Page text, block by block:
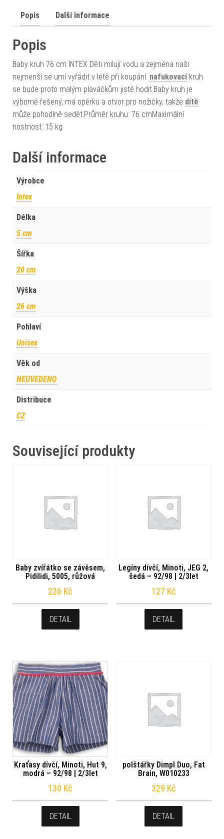
Popis Další informace
Popis
Baby kruh 76 cm INTEX Děti milují vodu a zejména naši
nejmenší se umí vyřádit v létě při koupání. nafukovacíkruh
se bude proto malým plaváčkům jistě hodit.Baby kruh je
výborně řešený, má opěrku a otvor pro nožičky, takže dítě
může pohodlně sedět.Průměr kruhu: 76 cmMaximální
nostnost: 15 kg
Další informace
Výrobce
Intex
Délka
5 cm
Šířka
20 cm
Výška
26 cm
Pohlaví
Unisex
Věk od
NEUVEDENO
Distribuce
CZ
Související produkty
Baby zvířátko se závěsem,
Pidilidi, 5005, růžová
226 Kč
DETAIL
Legíny dívčí, Minoti, JEG 2,
šedá – 92/98 | 2/3let
127 Kč
DETAIL
Kraťasy dívčí, Minoti, Hut 9,
modrá – 92/98 | 2/3let
130 Kč
DETAIL
polštářky Dimpl Duo, Fat
Brain, W010233
329 Kč
DETAIL